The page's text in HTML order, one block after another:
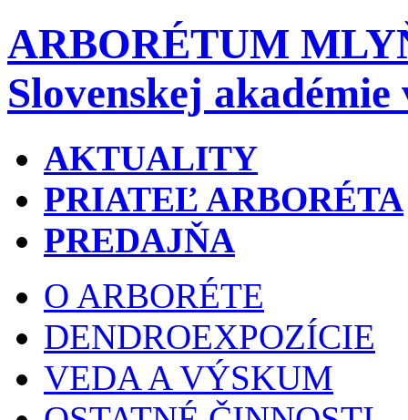
ARBORÉTUM
Slovenskej akadémie
AKTUALITY
PRIATEĽ ARBORÉTA
PREDAJŇA
O ARBORÉTE
DENDROEXPOZÍCIE
VEDA A VÝSKUM